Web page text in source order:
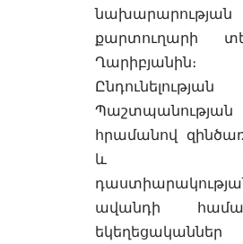
քարտուղարի
Ղարիբյանին։
հրամանով
և
ավանդի